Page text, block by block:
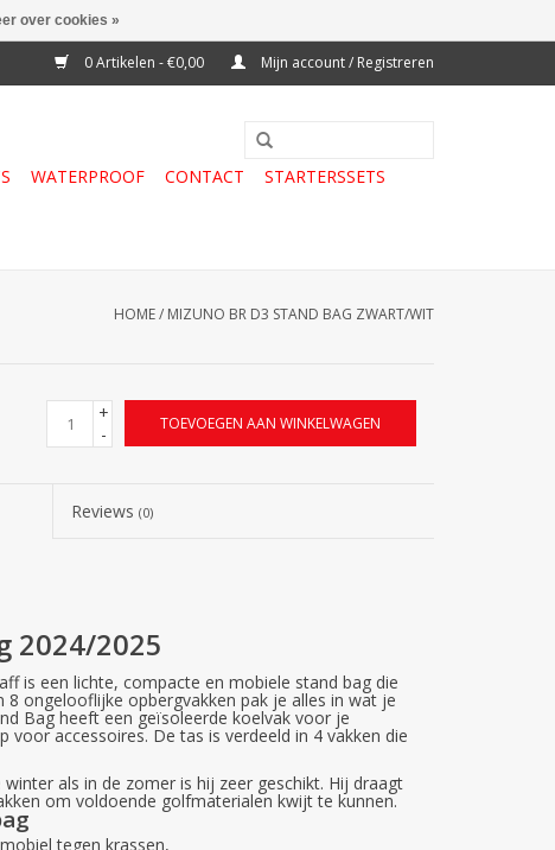
0 Artikelen - €0,00 Mijn account / Registreren
WATERPROOF CONTACT
STARTERSSETS
HOME/ MIZUNO BR D3 STAND BAG ZWART/WIT
+
-
TOEVOEGEN AAN WINKELWAGEN
Reviews(0)
2024/2025
is een lichte, compacte en mobiele stand bag die
ongelooflijke opbergvakken pak je alles in wat je
Bag heeft een geïsoleerde koelvak voor je
voor accessoires. De tas is verdeeld in 4 vakken die
als in de zomer is hij zeer geschikt. Hij draagt
om voldoende golfmaterialen kwijt te kunnen.
tegen krassen,
over cookies »